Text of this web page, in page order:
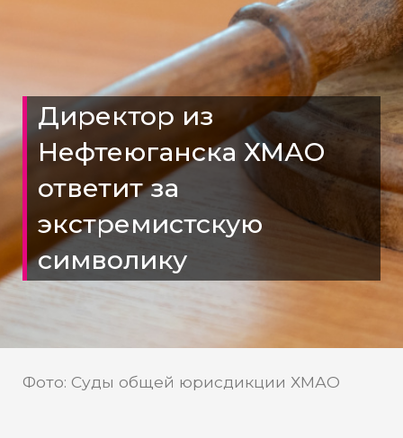
Директор из
Нефтеюганска ХМАО
ответит за
экстремистскую
символику
Фото: Суды общей юрисдикции ХМАО